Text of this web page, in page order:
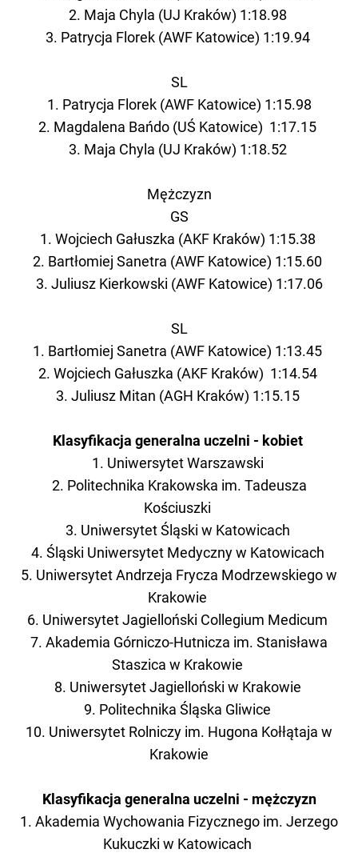
2. Maja Chyla (UJ Kraków) 1:18.98
3. Patrycja Florek (AWF Katowice) 1:19.94
SL
1. Patrycja Florek (AWF Katowice) 1:15.98
2. Magdalena Bańdo (UŚ Katowice) 1:17.15
3. Maja Chyla (UJ Kraków) 1:18.52
Mężczyzn
GS
1. Wojciech Gałuszka (AKF Kraków) 1:15.38
2. Bartłomiej Sanetra (AWF Katowice) 1:15.60
3. Juliusz Kierkowski (AWF Katowice) 1:17.06
SL
1. Bartłomiej Sanetra (AWF Katowice) 1:13.45
2. Wojciech Gałuszka (AKF Kraków) 1:14.54
3. Juliusz Mitan (AGH Kraków) 1:15.15
Klasyfikacja generalna uczelni - kobiet
1. Uniwersytet Warszawski
2. Politechnika Krakowska im. Tadeusza
Kościuszki
3. Uniwersytet Śląski w Katowicach
4. Śląski Uniwersytet Medyczny w Katowicach
5. Uniwersytet Andrzeja Frycza Modrzewskiego w
Krakowie
6. Uniwersytet Jagielloński Collegium Medicum
7. Akademia Górniczo-Hutnicza im. Stanisława
Staszica w Krakowie
8. Uniwersytet Jagielloński w Krakowie
9. Politechnika Śląska Gliwice
10. Uniwersytet Rolniczy im. Hugona Kołłątaja w
Krakowie
Klasyfikacja generalna uczelni - mężczyzn
1. Akademia Wychowania Fizycznego im. Jerzego
Kukuczki w Katowicach